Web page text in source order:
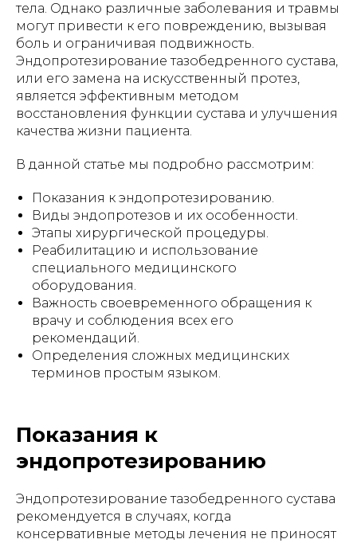
тела. Однако различные заболевания и травмы
могут привести к его повреждению, вызывая
боль и ограничивая подвижность.
Эндопротезирование тазобедренного сустава,
или его замена на искусственный протез,
является эффективным методом
восстановления функции сустава и улучшения
качества жизни пациента.
В данной статье мы подробно рассмотрим:
Показания к эндопротезированию.
Виды эндопротезов и их особенности.
Этапы хирургической процедуры.
Реабилитацию и использование
специального медицинского
оборудования.
Важность своевременного обращения к
врачу и соблюдения всех его
рекомендаций.
Определения сложных медицинских
терминов простым языком.
Показания к
эндопротезированию
Эндопротезирование тазобедренного сустава
рекомендуется в случаях, когда
консервативные методы лечения не приносят